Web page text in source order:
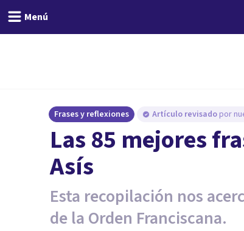
Menú
Frases y reflexiones Artículo revisado por
Las 85 mejores
Asís
Esta recopilación nos
de la Orden Franciscana.